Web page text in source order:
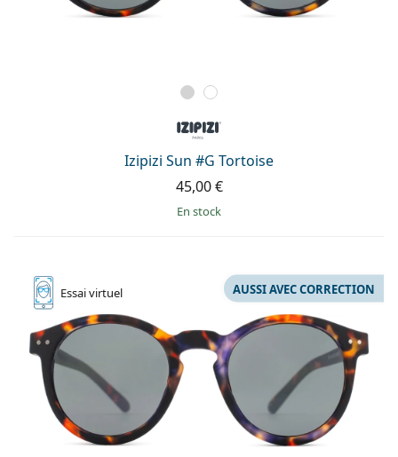
Izipizi Sun #G Tortoise
45,00 €
en stock
Essaivirtuel AUSSI AVEC CORRECTION